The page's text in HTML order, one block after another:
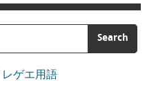
レゲエ用語